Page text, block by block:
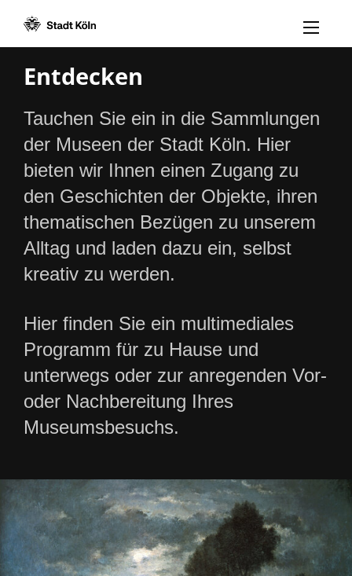
Menü
Entdecken
Tauchen Sie ein in die Sammlungen
der Museen der Stadt Köln. Hier
bieten wir Ihnen einen Zugang zu
den Geschichten der Objekte, ihren
thematischen Bezügen zu unserem
Alltag und laden dazu ein, selbst
kreativ zu werden.
Hier finden Sie ein multimediales
Programm für zu Hause und
unterwegs oder zur anregenden Vor-
oder Nachbereitung Ihres
Museumsbesuchs.